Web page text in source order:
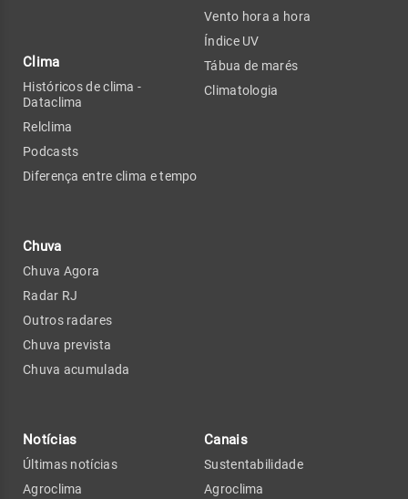
Clima
Históricos de clima -
Dataclima
Relclima
Podcasts
Diferença entre clima e tempo
Chuva
Chuva Agora
Radar RJ
Outros radares
Chuva prevista
Chuva acumulada
Vento hora a hora
Índice UV
Tábua de marés
Climatologia
Notícias
Últimas notícias
Agroclima
Canais
Sustentabilidade
Agroclima